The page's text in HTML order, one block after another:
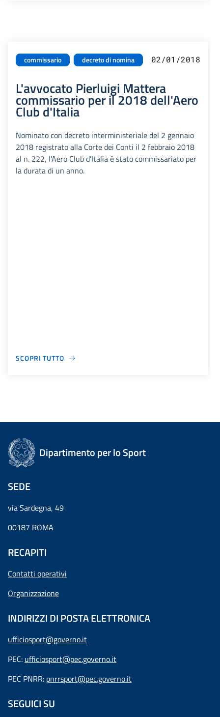
commissario decreto di nomina 02/01/2018
L'avvocato Pierluigi Mattera
commissario per il 2018 dell'Aero
Club d'Italia
Nominato con decreto interministeriale del 2 gennaio
2018 registrato alla Corte dei Conti il 2 febbraio 2018
al n. 222, l'Aero Club d'Italia è stato commissariato per
la durata di un anno.
SCOPRI TUTTO
Dipartimento per lo Sport
SEDE
via Sardegna, 49
00187 ROMA
RECAPITI
Contatti operativi
Organizzazione
INDIRIZZI DI POSTA ELETTRONICA
ufficiosport@governo.it
PEC: ufficiosport@pec.governo.it
PEC PNRR: pnrrsport@pec.governo.it
SEGUICI SU